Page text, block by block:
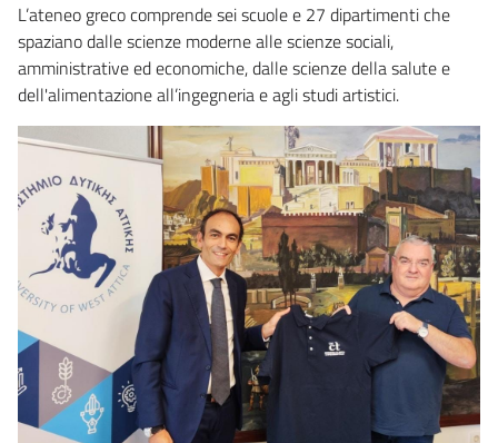
L’ateneo greco comprende sei scuole e 27 dipartimenti che
spaziano dalle scienze moderne alle scienze sociali,
amministrative ed economiche, dalle scienze della salute e
dell'alimentazione all’ingegneria e agli studi artistici.